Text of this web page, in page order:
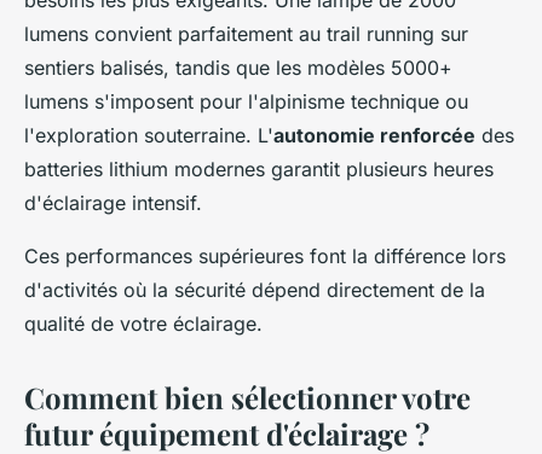
lumens convient parfaitement au trail running sur
sentiers balisés, tandis que les modèles 5000+
lumens s'imposent pour l'alpinisme technique ou
l'exploration souterraine. L'autonomie renforcée des
batteries lithium modernes garantit plusieurs heures
d'éclairage intensif.
Ces performances supérieures font la différence lors
d'activités où la sécurité dépend directement de la
qualité de votre éclairage.
Comment bien sélectionner votre
futur équipement d'éclairage ?